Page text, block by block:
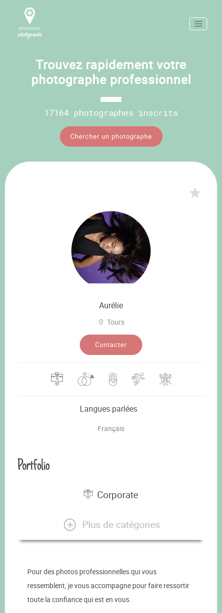
Trouvez rapidement votre
photographe professionnel
17164 photographes inscrits
Chercher un photographe
Aurélie
Tours
Contacter
Langues parlées
Français
Portfolio
Corporate
Plus de catégories
Pour des photos professionnelles qui vous
ressemblent, je vous accompagne pour faire ressortir
toute la confiance qui est en vous.